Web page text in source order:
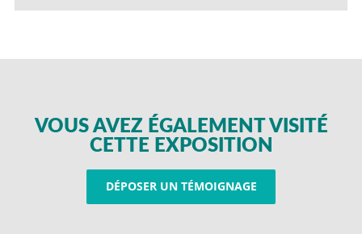
VOUS AVEZ ÉGALEMENT VISITÉ
CETTE EXPOSITION
DÉPOSER UN TÉMOIGNAGE